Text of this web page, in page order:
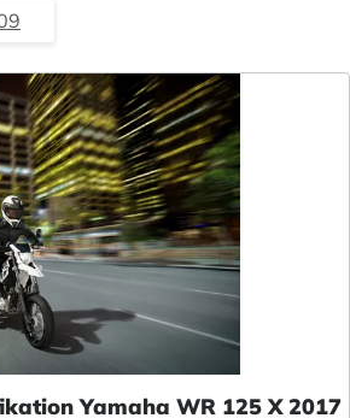
Yamaha WR 125 X 2017